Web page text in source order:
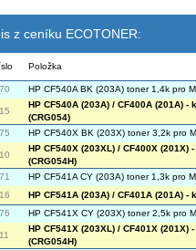
z ceníku ECOTONER:
Položka
HP CF540A BK (203A) toner 1,4k pro
HP CF540A (203A) / CF400A (201A)
(CRG054)
HP CF540X BK (203X) toner 3,2k pro
HP CF540X (203XL) / CF400X
(CRG054H)
HP CF541A CY (203A) toner 1,3k pro
HP CF541A (203A) / CF401A (201A)
HP CF541X CY (203X) toner 2,5k pro
HP CF541X (203XL) / CF401X
(CRG054H)